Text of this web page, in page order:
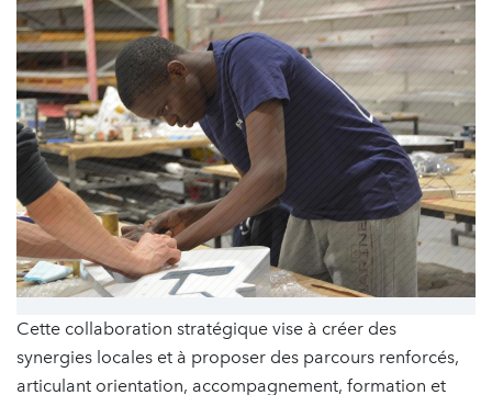
Cette collaboration stratégique vise à créer des
synergies locales et à proposer des parcours renforcés,
articulant orientation, accompagnement, formation et